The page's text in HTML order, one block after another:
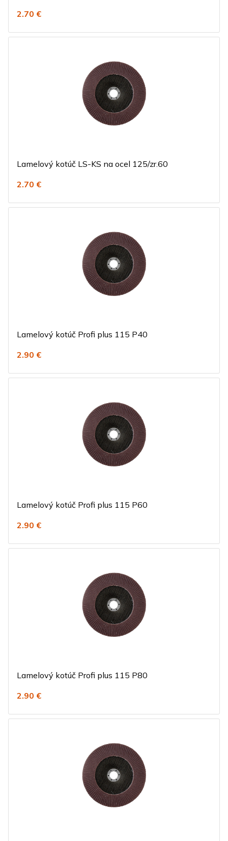
2.70 €
Lamelový kotúč LS-KS na ocel 125/zr.60
2.70 €
Lamelový kotúč Profi plus 115 P40
2.90 €
Lamelový kotúč Profi plus 115 P60
2.90 €
Lamelový kotúč Profi plus 115 P80
2.90 €